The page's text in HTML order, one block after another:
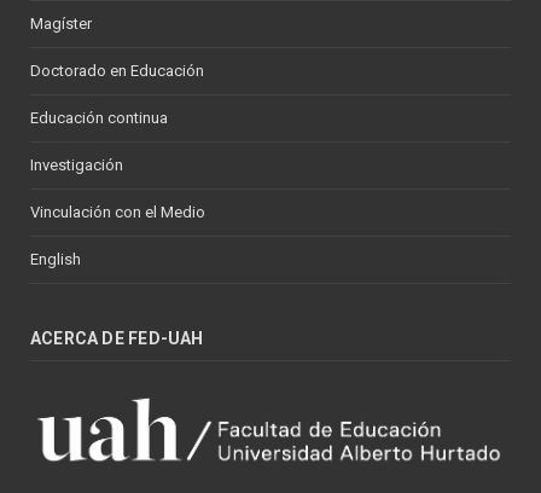
Magíster
Doctorado en Educación
Educación continua
Investigación
Vinculación con el Medio
English
ACERCA DE FED-UAH